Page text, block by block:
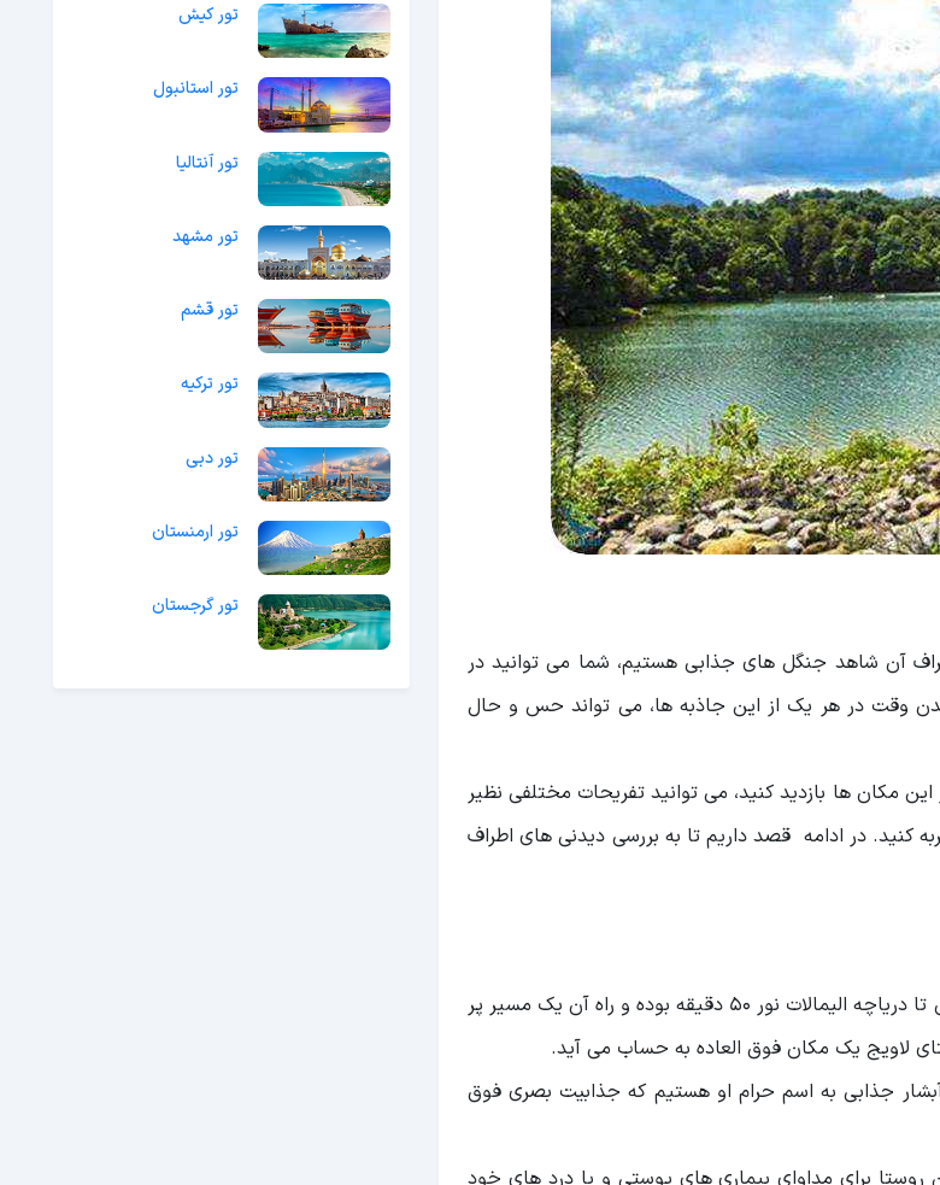
آن شاهد جنگل ‌های جذابی هستیم، شما می ‌توانید در
وقت در هر یک از این جاذبه ها، می تواند حس و حال
مکان ها بازدید کنید، می توانید تفریحات مختلفی نظیر
کنید. در ادامه قصد داریم تا به بررسی دیدنی ‌های اطراف
یکی از روستاهای اطراف دریاچه الیمالات، روستای لاویج نام دارد که فاصله آن تا دریاچه الیمالات نور ۵۰ دقیقه بوده و راه آن یک مسیر پر
لاویج یک مکان فوق العاده به حساب می آید.
جذابی به اسم حرام او هستیم که جذابیت بصری فوق
روستا برای مداوای بیماری های پوستی و پا درد های خود
تور کیش
تور استانبول
تور آنتالیا
تور مشهد
تور قشم
تور ترکیه
تور دبی
تور ارمنستان
تور گرجستان